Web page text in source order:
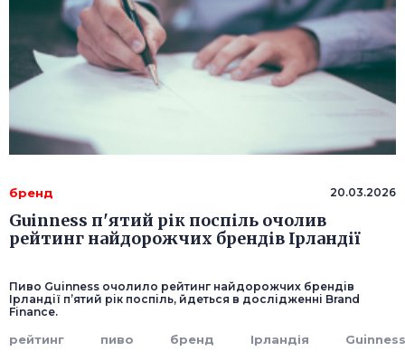
бренд 20.03.2026
Guinness п'ятий рік поспіль очолив
рейтинг найдорожчих брендів Ірландії
Пиво Guinness очолило рейтинг найдорожчих брендів
Ірландії п’ятий рік поспіль, йдеться в дослідженні Brand
Finance.
рейтинг пиво бренд Ірландія Guinness